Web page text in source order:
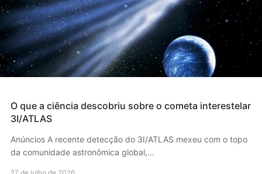
O que a ciência descobriu sobre o cometa interestelar
3I/ATLAS
Anúncios A recente detecção do 3I/ATLAS mexeu com o topo
da comunidade astronômica global,…